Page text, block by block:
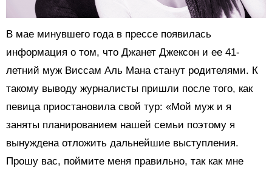
В мае минувшего года в прессе появилась
информация о том, что Джанет Джексон и ее 41-
летний муж Виссам Аль Мана станут родителями. К
такому выводу журналисты пришли после того, как
певица приостановила свой тур: «Мой муж и я
заняты планированием нашей семьи поэтому я
вынуждена отложить дальнейшие выступления.
Прошу вас, поймите меня правильно, так как мне